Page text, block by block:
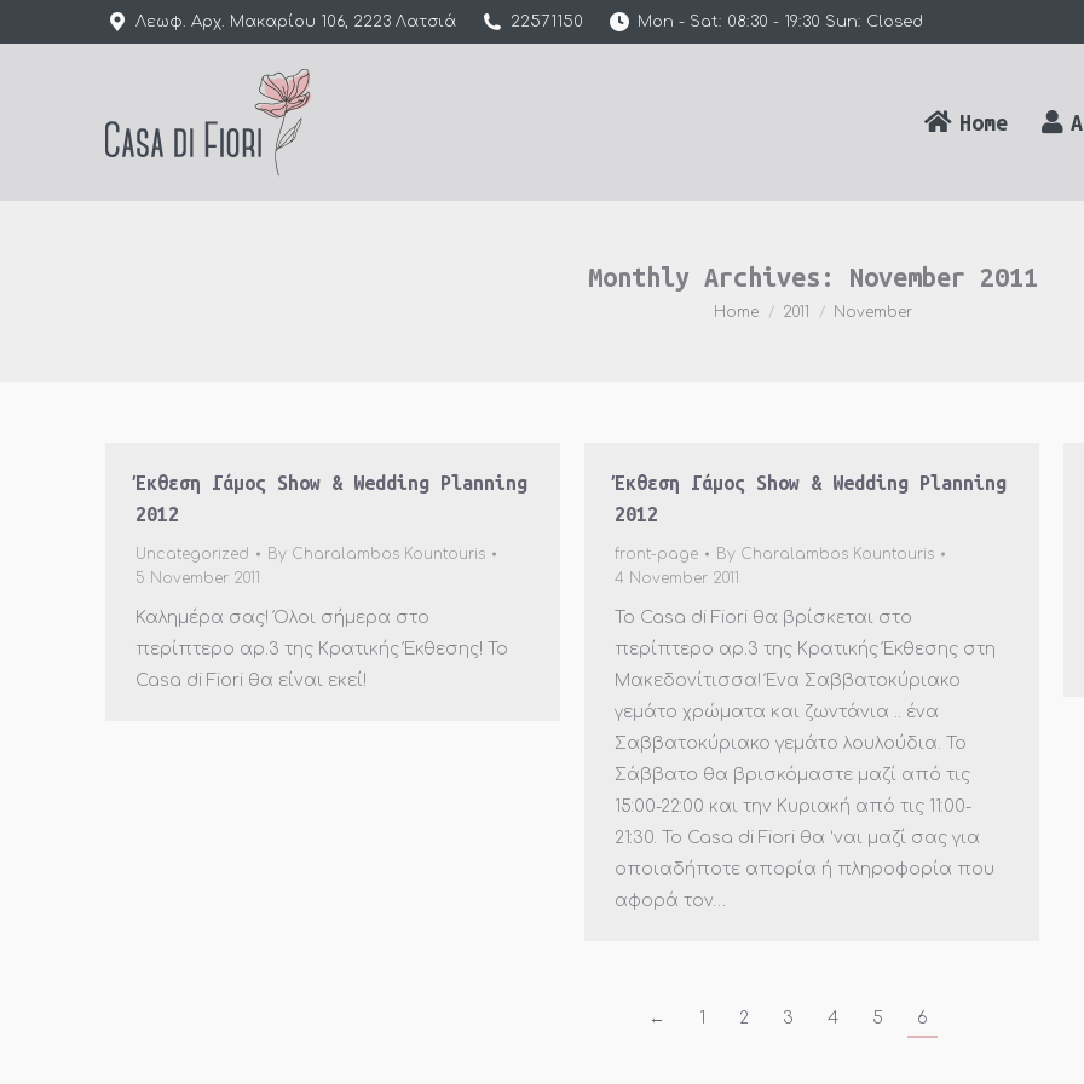
Λεωφ. Αρχ. Μακαρίου 106, 2223 Λατσιά 22571150 Mon - Sat: 08:30 - 19:30 Sun: Closed
Home
Monthly Archives: November 2011
You are here:
Home 2011 November
Έκθεση Γάμος Show & Wedding Planning
2012
Uncategorized By Charalambos Kountouris
5 November 2011
Καλημέρα σας! Όλοι σήμερα στο
περίπτερο αρ.3 της Κρατικής Έκθεσης! Το
Casa di Fiori θα είναι εκεί!
Έκθεση Γάμος Show & Wedding Planning
2012
front-page By Charalambos Kountouris
4 November 2011
To Casa di Fiori θα βρίσκεται στο
περίπτερο αρ.3 της Κρατικής Έκθεσης στη
Μακεδονίτισσα! Ένα Σαββατοκύριακο
γεμάτο χρώματα και ζωντάνια .. ένα
Σαββατοκύριακο γεμάτο λουλούδια. Το
Σάββατο θα βρισκόμαστε μαζί από τις
15:00-22:00 και την Κυριακή από τις 11:00-
21:30. Το Casa di Fiori θα ‘ναι μαζί σας για
οποιαδήποτε απορία ή πληροφορία που
αφορά τον…
← 1 2 3 4 5 6